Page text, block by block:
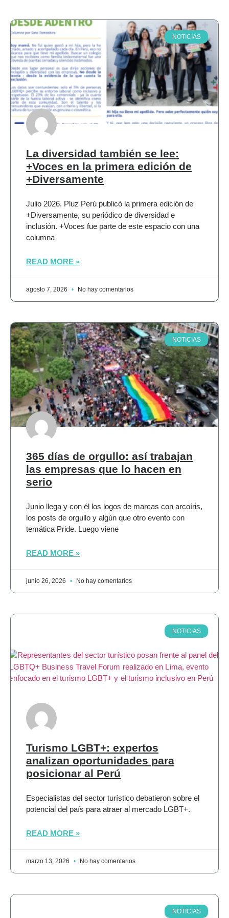
NOTICIAS
La diversidad también se lee:
+Voces en la primera edición de
+Diversamente
Julio 2026. Pluz Perú publicó la primera edición de
+Diversamente, su periódico de diversidad e
inclusión. +Voces fue parte de este espacio con una
columna
READ MORE »
agosto 7, 2026 No hay comentarios
NOTICIAS
365 días de orgullo: así trabajan
las empresas que lo hacen en
serio
Junio llega y con él los logos de marcas con arcoíris,
los posts de orgullo y algún que otro evento con
temática Pride. Luego viene
READ MORE »
junio 26, 2026 No hay comentarios
NOTICIAS
Turismo LGBT+: expertos
analizan oportunidades para
posicionar al Perú
Especialistas del sector turístico debatieron sobre el
potencial del país para atraer al mercado LGBT+.
READ MORE »
marzo 13, 2026 No hay comentarios
NOTICIAS